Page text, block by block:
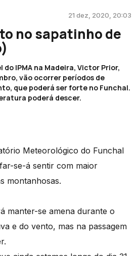
21 dez, 2020, 20:03
no sapatinho de
do IPMA na Madeira, Victor Prior,
vão ocorrer períodos de
que poderá ser forte no Funchal.
poderá descer.
Meteorológico do Funchal
se-á sentir com maior
montanhosas.
manter-se amena durante o
e do vento, mas na passagem